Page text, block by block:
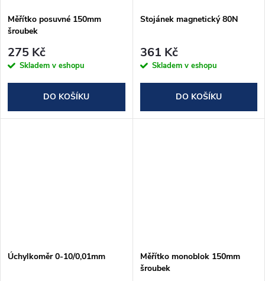
Měřítko posuvné 150mm
šroubek
275 Kč
Skladem v eshopu
DO KOŠÍKU
Stojánek magnetický 80N
361 Kč
Skladem v eshopu
DO KOŠÍKU
Úchylkoměr 0-10/0,01mm
Měřítko monoblok 150mm
šroubek